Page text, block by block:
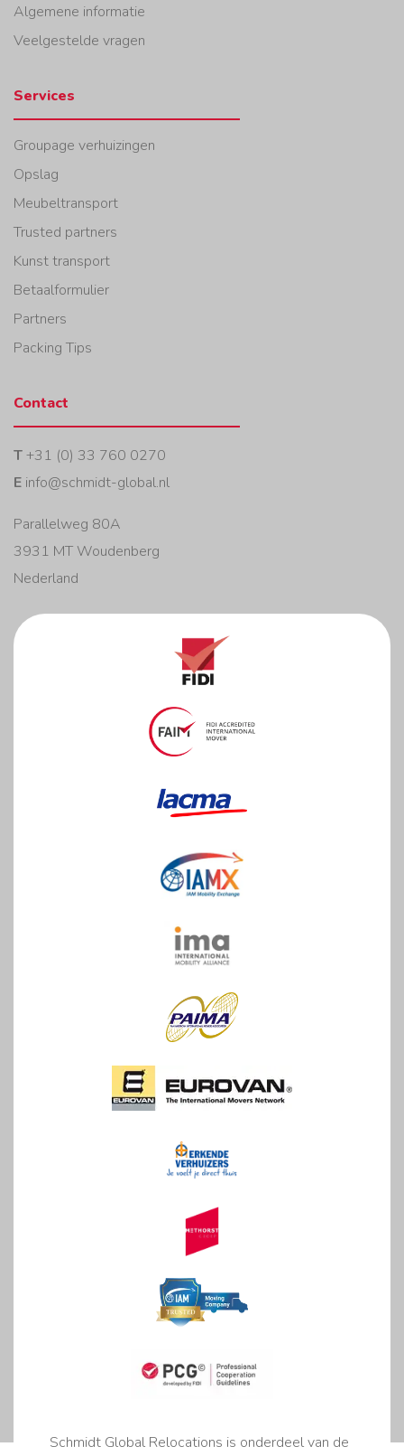
Algemene informatie
Veelgestelde vragen
Services
Groupage verhuizingen
Opslag
Meubeltransport
Trusted partners
Kunst transport
Betaalformulier
Partners
Packing Tips
Contact
T+31 (0) 33 760 0270
E info@schmidt-global.nl
Parallelweg 80A
3931 MT Woudenberg
Nederland
Schmidt Global Relocations is onderdeel van de